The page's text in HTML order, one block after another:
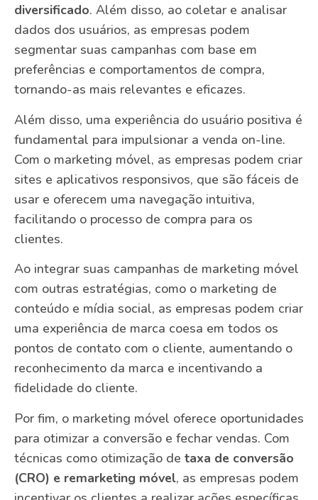
diversificado. Além disso, ao coletar e analisar
dados dos usuários, as empresas podem
segmentar suas campanhas com base em
preferências e comportamentos de compra,
tornando-as mais relevantes e eficazes.
Além disso, uma experiência do usuário positiva é
fundamental para impulsionar a venda on-line.
Com o marketing móvel, as empresas podem criar
sites e aplicativos responsivos, que são fáceis de
usar e oferecem uma navegação intuitiva,
facilitando o processo de compra para os
clientes.
Ao integrar suas campanhas de marketing móvel
com outras estratégias, como o marketing de
conteúdo e mídia social, as empresas podem criar
uma experiência de marca coesa em todos os
pontos de contato com o cliente, aumentando o
reconhecimento da marca e incentivando a
fidelidade do cliente.
Por fim, o marketing móvel oferece oportunidades
para otimizar a conversão e fechar vendas. Com
técnicas como otimização de taxa de conversão
(CRO) e remarketing móvel, as empresas podem